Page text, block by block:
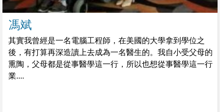
馮斌
其實我曾經是一名電腦工程師，在美國的大學拿到學位之
後，有打算再深造讀上去成為一名醫生的。我自小受父母的
熏陶，父母都是從事醫學這一行，所以也想從事醫學這一行
業....